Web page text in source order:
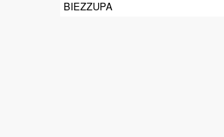
BIEZZUPA